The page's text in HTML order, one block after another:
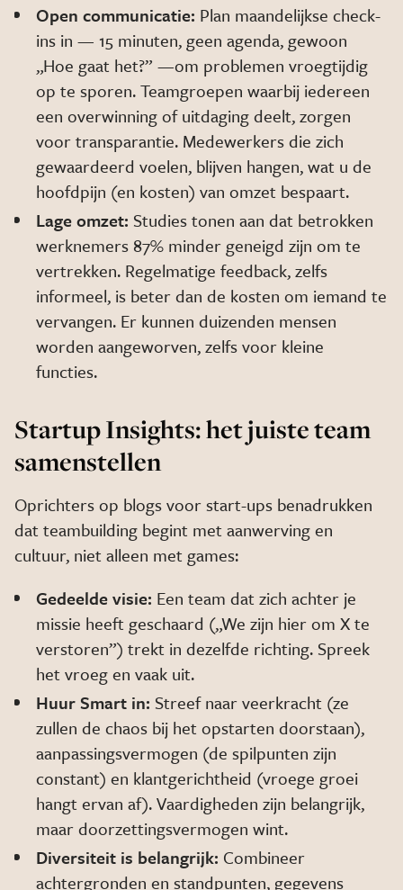
Open communicatie: Plan maandelijkse check-
ins in — 15 minuten, geen agenda, gewoon
„Hoe gaat het?” —om problemen vroegtijdig
op te sporen. Teamgroepen waarbij iedereen
een overwinning of uitdaging deelt, zorgen
voor transparantie. Medewerkers die zich
gewaardeerd voelen, blijven hangen, wat u de
hoofdpijn (en kosten) van omzet bespaart.
Lage omzet: Studies tonen aan dat betrokken
werknemers 87% minder geneigd zijn om te
vertrekken. Regelmatige feedback, zelfs
informeel, is beter dan de kosten om iemand te
vervangen. Er kunnen duizenden mensen
worden aangeworven, zelfs voor kleine
functies.
Startup Insights: het juiste team
samenstellen
Oprichters op blogs voor start-ups benadrukken
dat teambuilding begint met aanwerving en
cultuur, niet alleen met games:
Gedeelde visie: Een team dat zich achter je
missie heeft geschaard („We zijn hier om X te
verstoren”) trekt in dezelfde richting. Spreek
het vroeg en vaak uit.
Huur Smart in: Streef naar veerkracht (ze
zullen de chaos bij het opstarten doorstaan),
aanpassingsvermogen (de spilpunten zijn
constant) en klantgerichtheid (vroege groei
hangt ervan af). Vaardigheden zijn belangrijk,
maar doorzettingsvermogen wint.
Diversiteit is belangrijk: Combineer
achtergronden en standpunten, gegevens